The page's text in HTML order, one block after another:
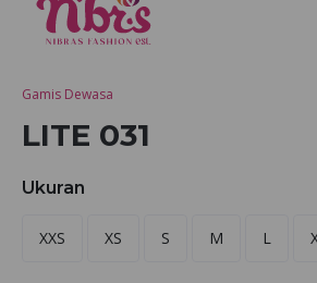
Gamis Dewasa
LITE 031
Ukuran
XXS XS S M L